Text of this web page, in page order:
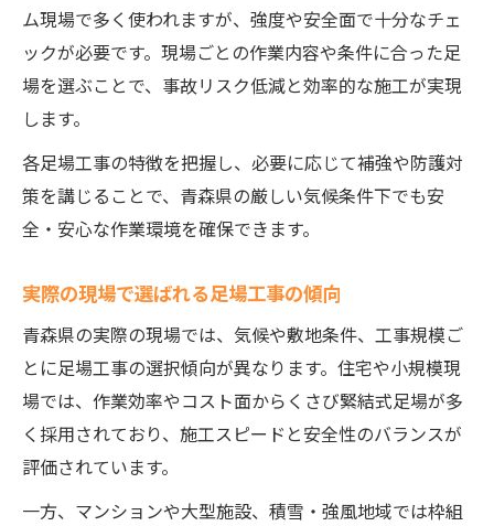
ム現場で多く使われますが、強度や安全面で十分なチェ
ックが必要です。現場ごとの作業内容や条件に合った足
場を選ぶことで、事故リスク低減と効率的な施工が実現
します。
各足場工事の特徴を把握し、必要に応じて補強や防護対
策を講じることで、青森県の厳しい気候条件下でも安
全・安心な作業環境を確保できます。
実際の現場で選ばれる足場工事の傾向
青森県の実際の現場では、気候や敷地条件、工事規模ご
とに足場工事の選択傾向が異なります。住宅や小規模現
場では、作業効率やコスト面からくさび緊結式足場が多
く採用されており、施工スピードと安全性のバランスが
評価されています。
一方、マンションや大型施設、積雪・強風地域では枠組